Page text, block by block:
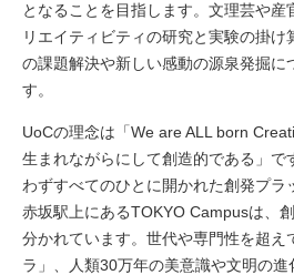
となることを目指します。文理芸や産
リエイティビティの研究と実験の掛
の課題解決や新しい感動の源泉発掘に
す。
UoCの理念は「We are ALL born
生まれながらにして創造的である」で
わずすべてのひとに開かれた創発プラ
赤坂駅上にあるTOKYO Campusは、
分かれています。世代や専門性を超え
ラ」、人類30万年の美意識や文明の